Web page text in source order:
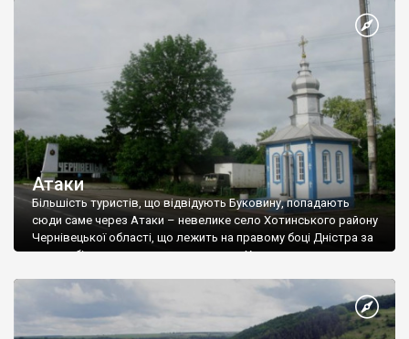
господарів. Тоді тут, на березі Серету в урочищі «Паланка»
було збудовано укріплене городище. Пізніше село носило
різні назви: Панкауци, Панчешти, Панковці, а за часи
комуністичної влади село називалось Клинівка.
Атаки
Більшість туристів, що відвідують Буковину, попадають
сюди саме через Атаки – невелике село Хотинського району
Чернівецької області, що лежить на правому боці Дністра за
автомобільним мостом, що сполучає Хмельницьку та
Буковини – питання спірне, адже Хотинщина – історично це
Північна Бессарабія, в останні роки назва «Буковина»
(точніше – «Північна Буковина») застосовується до всієї